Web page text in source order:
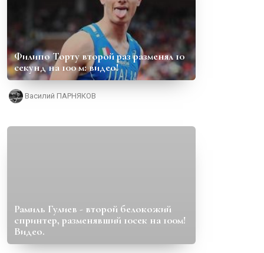
Филипо Торту второй раз разменял 10
секунд на 100 м: видео!
Василий ПАРНЯКОВ
Рамиль Гулиев - второй белокожий
спринтер, разменявший 10сек на 100м!
Видео.